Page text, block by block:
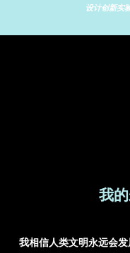
设计创新实
我
我相信人类文明永远会